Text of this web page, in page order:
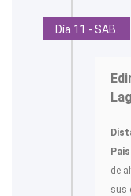
Día 11 - SAB.
de
sus